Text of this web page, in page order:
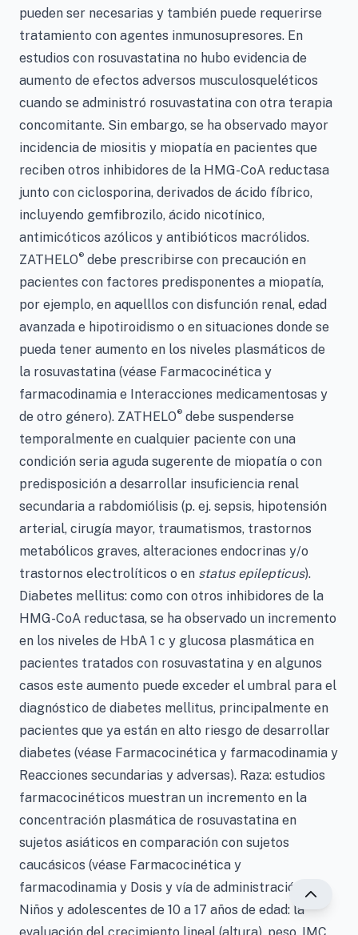
pueden ser necesarias y también puede requerirse
tratamiento con agentes inmunosupresores. En
estudios con rosuvastatina no hubo evidencia de
aumento de efectos adversos musculosqueléticos
cuando se administró rosuvastatina con otra terapia
concomitante. Sin embargo, se ha observado mayor
incidencia de miositis y miopatía en pacientes que
reciben otros inhibidores de la HMG-CoA reductasa
junto con ciclosporina, derivados de ácido fíbrico,
incluyendo gemfibrozilo, ácido nicotínico,
antimicóticos azólicos y antibióticos macrólidos.
ZATHELO® debe prescribirse con precaución en
pacientes con factores predisponentes a miopatía,
por ejemplo, en aquelllos con disfunción renal, edad
avanzada e hipotiroidismo o en situaciones donde se
pueda tener aumento en los niveles plasmáticos de
la rosuvastatina (véase Farmacocinética y
farmacodinamia e Interacciones medicamentosas y
de otro género). ZATHELO® debe suspenderse
temporalmente en cualquier paciente con una
condición seria aguda sugerente de miopatía o con
predisposición a desarrollar insuficiencia renal
secundaria a rabdomiólisis (p. ej. sepsis, hipotensión
arterial, cirugía mayor, traumatismos, trastornos
metabólicos graves, alteraciones endocrinas y/o
trastornos electrolíticos o en status epilepticus).
Diabetes mellitus: como con otros inhibidores de la
HMG-CoA reductasa, se ha observado un incremento
en los niveles de HbA 1 c y glucosa plasmática en
pacientes tratados con rosuvastatina y en algunos
casos este aumento puede exceder el umbral para el
diagnóstico de diabetes mellitus, principalmente en
pacientes que ya están en alto riesgo de desarrollar
diabetes (véase Farmacocinética y farmacodinamia y
Reacciones secundarias y adversas). Raza: estudios
farmacocinéticos muestran un incremento en la
concentración plasmática de rosuvastatina en
sujetos asiáticos en comparación con sujetos
caucásicos (véase Farmacocinética y
farmacodinamia y Dosis y vía de administración).
Niños y adolescentes de 10 a 17 años de edad: la